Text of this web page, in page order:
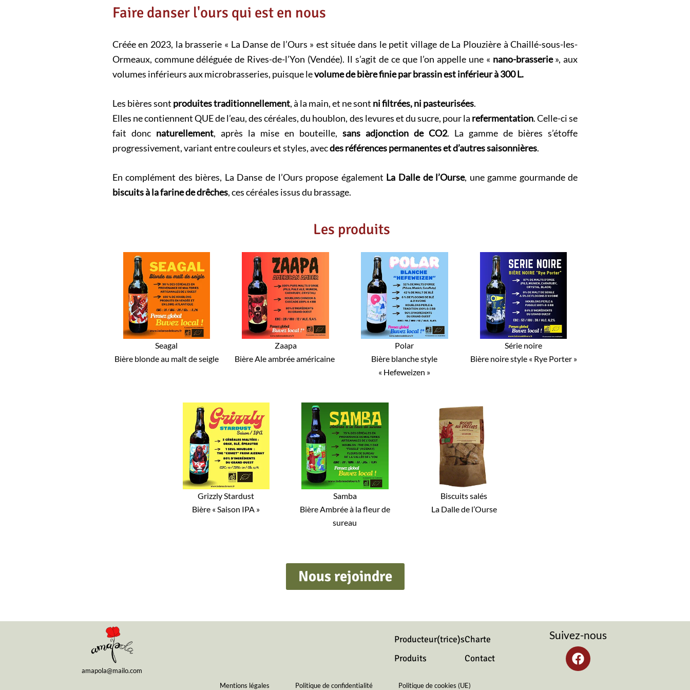
k
Faire danser l'ours qui est en nous
Créée en 2023, la brasserie « La Danse de l’Ours » est située dans le petit village de La Plouzière à Chaillé-sous-les-
Ormeaux, commune déléguée de Rives-de-l’Yon (Vendée). Il s’agit de ce que l’on appelle une « nano-brasserie», aux
volumes inférieurs aux microbrasseries, puisque levolume de bière finie par brassin est inférieur à 300 L.
Les bières sont produites traditionnellement, à la main, et ne sont ni filtrées, ni pasteurisées.
Elles ne contiennent QUE de l’eau, des céréales, du houblon, des levures et du sucre, pour la refermentation. Celle-ci se
fait donc naturellement, après la mise en bouteille,sans adjonction de CO2. La gamme de bières s’étoffe
progressivement, variant entre couleurs et styles, avecdes références permanentes et d’autres saisonnières.
En complément des bières, La Danse de l’Ours propose également La Dalle de l’Ourse, une gamme gourmande de
biscuits à la farine de drêches, ces céréales issus du brassage.
Les produits
Seagal
Bière blonde au malt de seigle
Zaapa
Bière Ale ambrée américaine
Polar
Bière blanche style
« Hefeweizen »
Série noire
Bière noire style « Rye Porter »
Grizzly Stardust
Bière « Saison IPA »
Samba
Bière Ambrée à la fleur de
sureau
Biscuits salés
La Dalle de l’Ourse
Nous rejoindre
amapola@mailo.com
Charte
Contact
Producteur(trice)s
Produits
F
a
Suivez-nous
Mentions légales Politique de confidentialité Politique de cookies (UE)